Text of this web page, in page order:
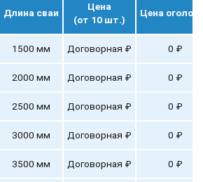
Длина сваи
Цена
(от 10 шт.)
Цена
1500 мм Договорная ₽ 0 ₽
2000 мм Договорная ₽ 0 ₽
2500 мм Договорная ₽ 0 ₽
3000 мм Договорная ₽ 0 ₽
3500 мм Договорная ₽ 0 ₽